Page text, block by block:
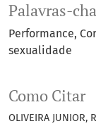
Palavras-
Performance
sexualidade
Como Citar
OLIVEIRA